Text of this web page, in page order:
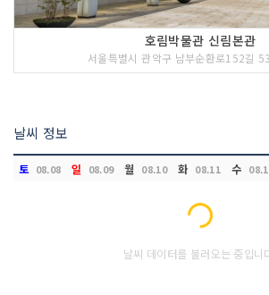
호림박물관 신림본관
서울특별시 관악구 남부순환로152길
날씨 정보
토 08.08 일 08.09 월 08.10 화 08.11 수
Loading...
날씨 데이터를 불러오는 중입니